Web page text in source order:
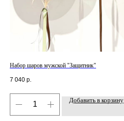
Набор шаров мужской "Защитник"
7 040 р.
Добавить в корзину